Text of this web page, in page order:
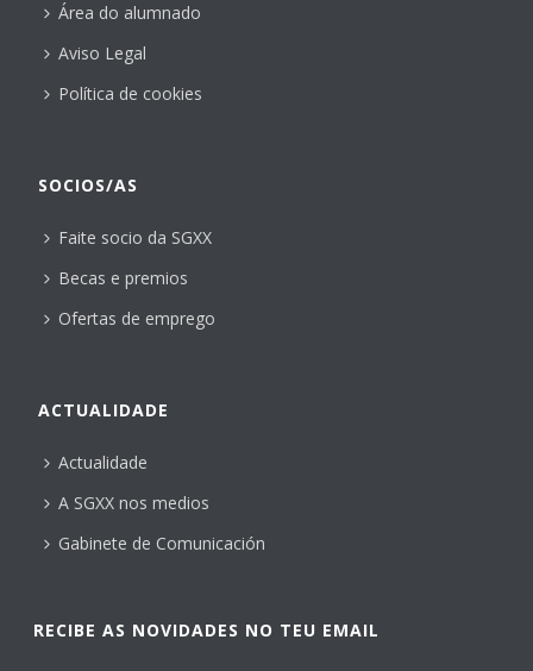
Área do alumnado
Aviso Legal
Política de cookies
SOCIOS/AS
Faite socio da SGXX
Becas e premios
Ofertas de emprego
ACTUALIDADE
Actualidade
A SGXX nos medios
Gabinete de Comunicación
RECIBE AS NOVIDADES NO TEU EMAIL